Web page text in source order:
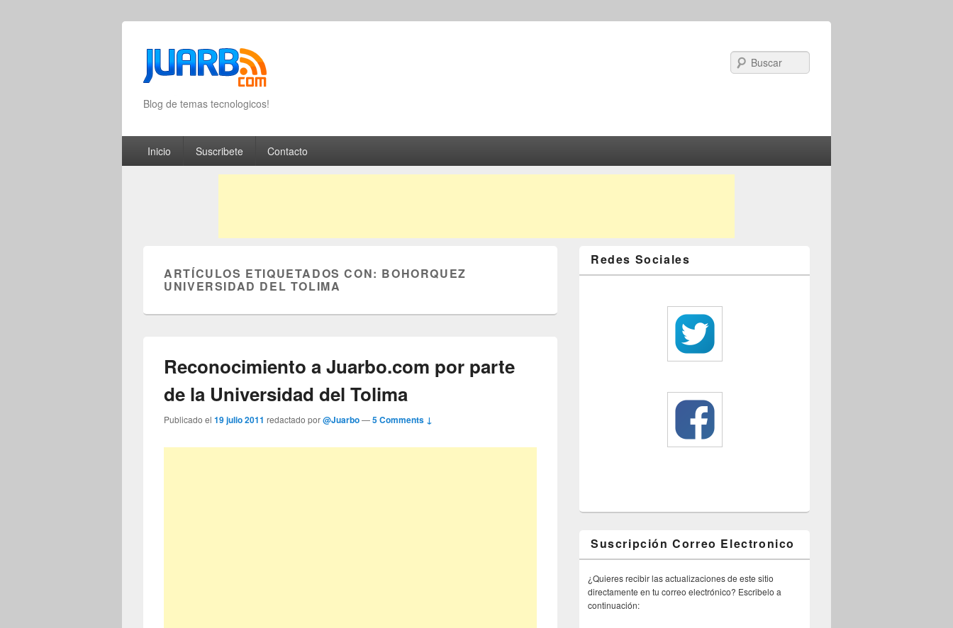
Blog de temas tecnologicos!
Primary menu
Skip to primary content
Skip to secondary content
Inicio Suscribete Contacto
ARTÍCULOS ETIQUETADOS CON: BOHORQUEZ
UNIVERSIDAD DEL TOLIMA
Reconocimiento a Juarbo.com por parte
de la Universidad del Tolima
Publicado el19 julio 2011 redactado por@Juarbo—5 Comments ↓
Redes Sociales
Suscripción Correo Electronico
¿Quieres recibir las actualizaciones de este sitio
directamente en tu correo electrónico? Escribelo a
continuación: